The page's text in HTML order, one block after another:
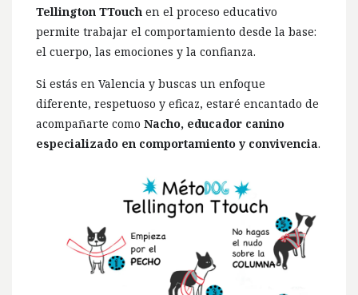
Tellington TTouch en el proceso educativo
permite trabajar el comportamiento desde la base:
el cuerpo, las emociones y la confianza.
Si estás en Valencia y buscas un enfoque
diferente, respetuoso y eficaz, estaré encantado de
acompañarte como Nacho, educador canino
especializado en comportamiento y convivencia.